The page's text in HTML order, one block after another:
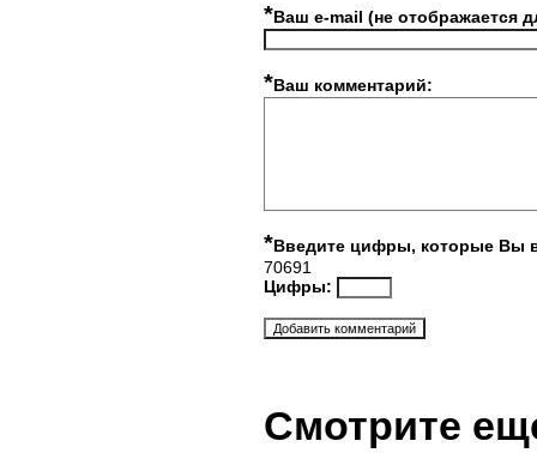
*Ваш e-mail (не отображается
*Ваш комментарий:
*Введите цифры, которые Вы
70691
Цифры:
Смотрите